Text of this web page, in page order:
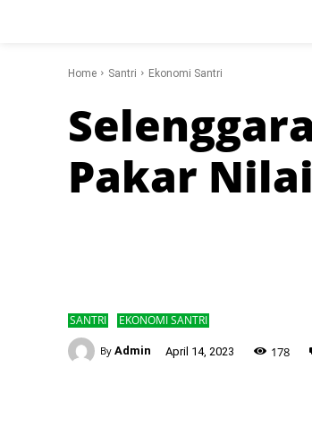
Home Santri Ekonomi Santri
Pakar
SANTRI EKONOMI SANTRI
By Admin April 14, 2023 178